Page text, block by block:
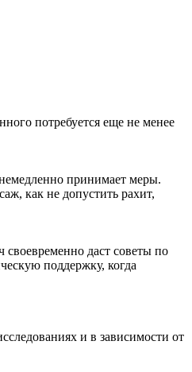
потребуется еще не менее
принимает меры.
как не допустить рахит,
своевременно даст советы по
поддержку, когда
и в зависимости от